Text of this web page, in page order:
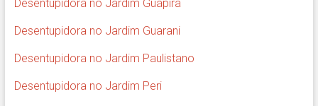
Desentupidora no Jardim Guapira
Desentupidora no Jardim Guarani
Desentupidora no Jardim Paulistano
Desentupidora no Jardim Peri